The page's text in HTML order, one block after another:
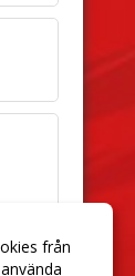
från